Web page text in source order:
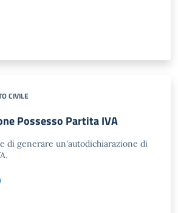
CIVILE
Possesso Partita IVA
di generare un'autodichiarazione di